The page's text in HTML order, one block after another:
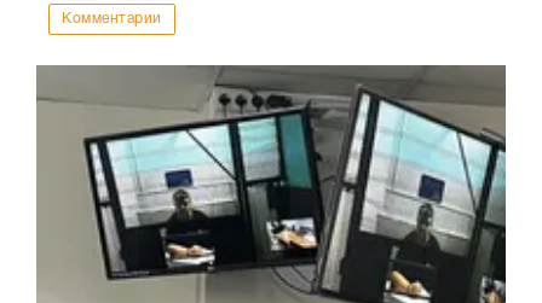
Комментарии